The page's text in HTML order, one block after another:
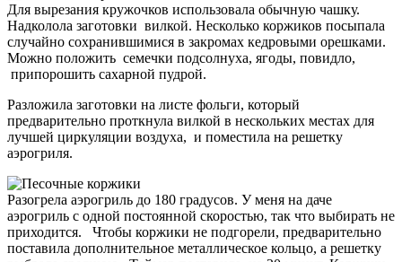
Для вырезания кружочков использовала обычную чашку.
Надколола заготовки вилкой. Несколько коржиков посыпала
случайно сохранившимися в закромах кедровыми орешками.
Можно положить семечки подсолнуха, ягоды, повидло,
припорошить сахарной пудрой.
Разложила заготовки на листе фольги, который
предварительно проткнула вилкой в нескольких местах для
лучшей циркуляции воздуха, и поместила на решетку
аэрогриля.
Разогрела аэрогриль до 180 градусов. У меня на даче
аэрогриль с одной постоянной скоростью, так что выбирать не
приходится. Чтобы коржики не подгорели, предварительно
поставила дополнительное металлическое кольцо, а решетку